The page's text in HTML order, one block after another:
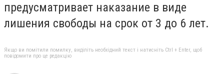
предусматривает наказание в виде
лишения свободы на срок от 3 до 6 лет.
Якщо ви помітили помилку, виділіть необхідний текст і натисніть Ctrl + Enter, щоб
повідомити про це редакцію